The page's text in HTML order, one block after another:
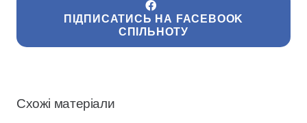
ПІДПИСАТИСЬ НА FACEBOOK
СПІЛЬНОТУ
Схожі матеріали